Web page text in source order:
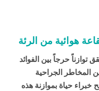
هوائية من الرئة
توازناً حرجاً بين الفوائد
المخاطر الجراحية
خبراء حياة بموازنة هذه